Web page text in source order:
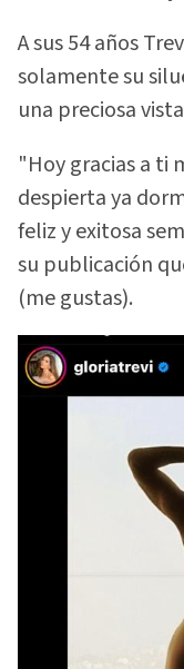
A sus 54 años
solamente su
una preciosa
"Hoy gracias a ti
despierta ya
feliz y exitosa
su publicación
(me gustas).